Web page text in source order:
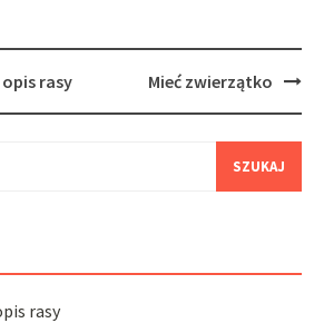
rasy Mieć zwierzątko
rasy